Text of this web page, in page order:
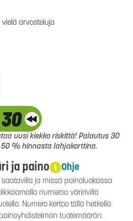
vielä arvosteluja
uusi kiekko riskittä! Palautus 30
% hinnasta lahjakorttina.
ja paino Ohje
ja missä painoluokassa
numeroa väririvillä
Numero kertoo tällä hetkellä
tuotemäärän.